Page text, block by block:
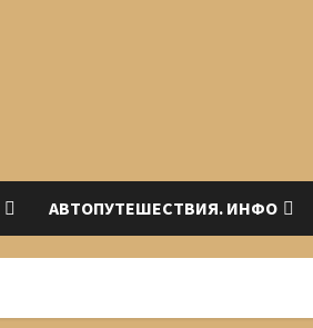
АВТОПУТЕШЕСТВИЯ. ИНФО